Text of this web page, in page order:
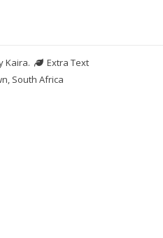
Kaira.
Extra Text
South Africa